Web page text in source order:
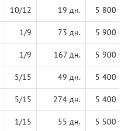
10/12 19 дн. 5 800
1/9 73 дн. 5 900
1/9 167 дн. 5 900
5/15 49 дн. 5 400
5/15 274 дн. 5 400
1/15 55 дн. 5 500